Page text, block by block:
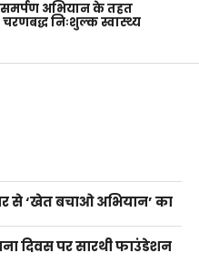
अभियान के तहत
निःशुल्क स्वास्थ्य
से ‘खेत बचाओ अभियान’ का
दिवस पर सारथी फाउंडेशन